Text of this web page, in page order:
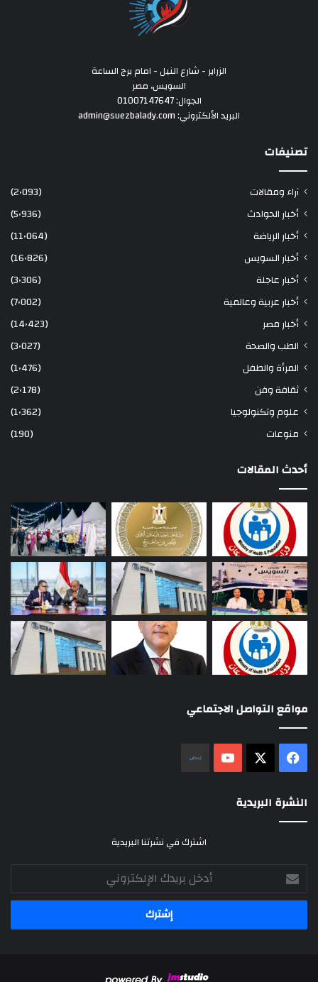
الزراير - شارع النيل - امام برج الساعة
السويس، مصر
الجوال: 01007147647
البريد الألكتروني: admin@suezbalady.com
تصنيفات
آراء ومقالات
(2٬093)
أخبار الحوادث
(5٬936)
أخبار الرياضة
(11٬064)
أخبار السويس
(16٬826)
أخبار عاجلة
(3٬306)
أخبار عربية وعالمية
(7٬002)
أخبار مصر
(14٬423)
الطب والصحة
(3٬027)
المرأة والطفل
(1٬476)
ثقافة وفن
(2٬178)
علوم وتكنولوجيا
(1٬362)
منوعات
(190)
أحدث المقالات
مواقع التواصل الاجتماعي
فيسبوك ‫YouTube
النشرة البريدية
اشترك في نشرتنا البريدية
أدخل
بريدك
الإلكتروني